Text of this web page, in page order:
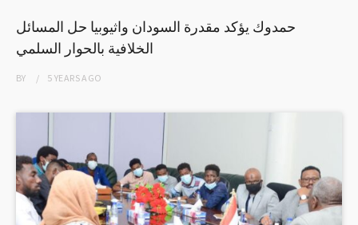
حمدوك يؤكد مقدرة السودان واثيوبيا حل المسائل
الخلافية بالحوار السلمي
BY 5 YEARSAGO